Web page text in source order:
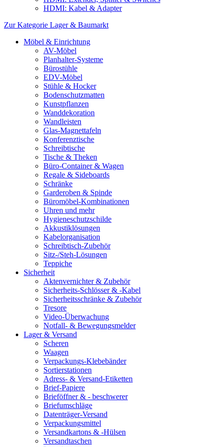
HDMI: Kabel & Adapter
Zur Kategorie Lager & Baumarkt
Möbel & Einrichtung
AV-Möbel
Planhalter-Systeme
Bürostühle
EDV-Möbel
Stühle & Hocker
Bodenschutzmatten
Kunstpflanzen
Wanddekoration
Wandleisten
Glas-Magnettafeln
Konferenztische
Schreibtische
Tische & Theken
Büro-Container & Wagen
Regale & Sideboards
Schränke
Garderoben & Spinde
Büromöbel-Kombinationen
Uhren und mehr
Hygieneschutzschilde
Akkustiklösungen
Kabelorganisation
Schreibtisch-Zubehör
Sitz-/Steh-Lösungen
Teppiche
Sicherheit
Aktenvernichter & Zubehör
Sicherheits-Schlösser & -Kabel
Sicherheitsschränke & Zubehör
Tresore
Video-Überwachung
Notfall- & Bewegungsmelder
Lager & Versand
Scheren
Waagen
Verpackungs-Klebebänder
Sortierstationen
Adress- & Versand-Etiketten
Brief-Papiere
Brieföffner & - beschwerer
Briefumschläge
Datenträger-Versand
Verpackungsmittel
Versandkartons & -Hülsen
Versandtaschen